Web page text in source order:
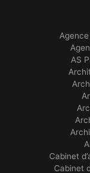
AS
Cabinet
Cabinet